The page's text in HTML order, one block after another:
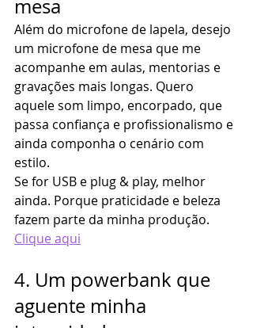
mesa
Além do microfone de lapela, desejo
um microfone de mesa que me
acompanhe em aulas, mentorias e
gravações mais longas. Quero
aquele som limpo, encorpado, que
passa confiança e profissionalismo e
ainda componha o cenário com
estilo.
Se for USB e plug & play, melhor
ainda. Porque praticidade e beleza
fazem parte da minha produção.
Clique aqui
4. Um powerbank que
aguente minha